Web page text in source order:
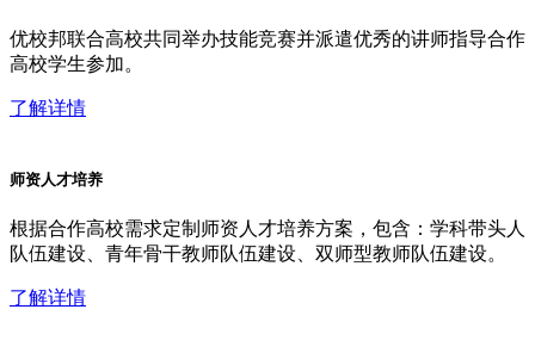
优校邦联合高校共同举办技能竞赛并派遣优秀的讲师指导合作
高校学生参加。
了解详情
师资人才培养
根据合作高校需求定制师资人才培养方案，包含：学科带头人
队伍建设、青年骨干教师队伍建设、双师型教师队伍建设。
了解详情